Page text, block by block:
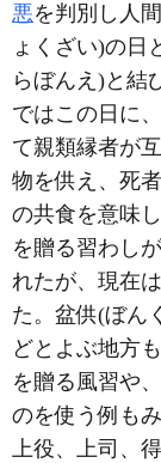
悪を判別し人
ょくざい)の日
らぼんえ)と結
ではこの日に
て親類縁者が
物を供え、死
の共食を意味
を贈る習わし
れたが、現在
た。盆供(ぼん
どとよぶ地方
を贈る風習や
のを使う例も
上役、上司、